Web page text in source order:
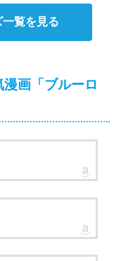
一覧を見る
画「ブルーロ